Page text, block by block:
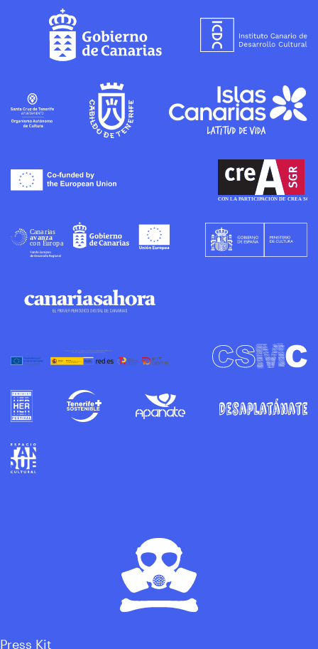
Press Kit